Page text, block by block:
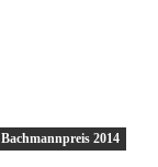
Bachmannpreis 2014